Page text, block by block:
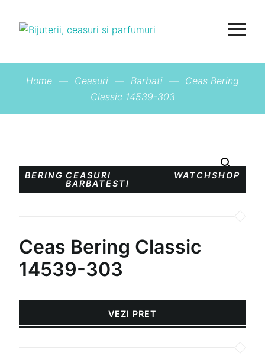
Home — Ceasuri — Barbati — Ceas Bering
Classic 14539-303
BERING CEASURI
BARBATESTI
WATCHSHOP
Ceas Bering Classic
14539-303
VEZI PRET